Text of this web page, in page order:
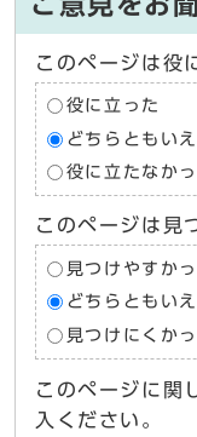
このページは役
役に立った
どちらともい
役に立たなか
このページは見
見つけやすか
どちらともい
見つけにくか
このページに関
入ください。